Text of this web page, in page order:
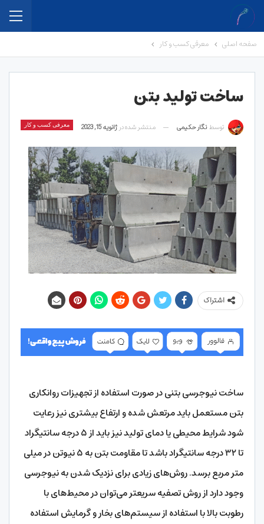
صفحه اصلی معرفی کسب و کار
ساخت تولید بتن
معرفی کسب و کار توسط نگار حکیمی منتشر شده در ژانویه 15, 2023
اشتراک
ساخت نیوجرسی بتنی در صورت استفاده از تجهیزات روانکاری
بتن مستعمل باید مرتعش شده و ارتفاع بیشتری نیز رعایت
شود شرایط محیطی یا دمای تولید نیز باید از ۵ درجه سانتیگراد
تا ۳۲ درجه سانتیگراد باشد تا مقاومت بتن به ۵ نیوتن در میلی
متر مربع برسد. روش‌‌‌‌های زیادی برای نزدیک شدن به نیوجرسی
وجود دارد از روش تصفیه سریعتر می‌توان در محیط‌‌‌‌های با
رطوبت بالا با استفاده از سیستم‌‌‌‌های بخار و گرمایش استفاده